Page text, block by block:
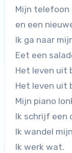
Mijn telefoon
en een
Ik ga naar
Eet een
Het leven uit
Het leven uit
Mijn piano
Ik schrijf een
Ik wandel
Ik werk wat.